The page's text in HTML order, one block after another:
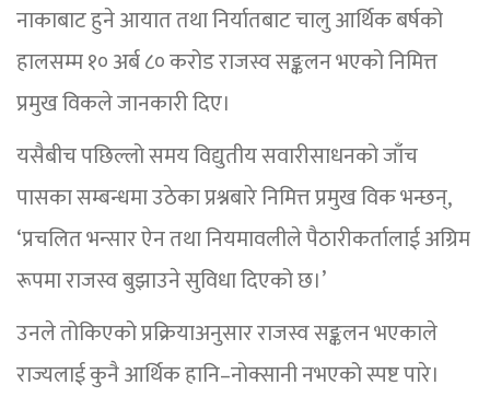
नाकाबाट हुने आयात तथा निर्यातबाट चालु आर्थिक बर्षको
हालसम्म १० अर्ब ८० करोड राजस्व सङ्कलन भएको निमित्त
प्रमुख विकले जानकारी दिए।
यसैबीच पछिल्लो समय विद्युतीय सवारीसाधनको जाँच
पासका सम्बन्धमा उठेका प्रश्नबारे निमित्त प्रमुख विक भन्छन्,
‘प्रचलित भन्सार ऐन तथा नियमावलीले पैठारीकर्तालाई अग्रिम
रूपमा राजस्व बुझाउने सुविधा दिएको छ।’
उनले तोकिएको प्रक्रियाअनुसार राजस्व सङ्कलन भएकाले
राज्यलाई कुनै आर्थिक हानि–नोक्सानी नभएको स्पष्ट पारे।